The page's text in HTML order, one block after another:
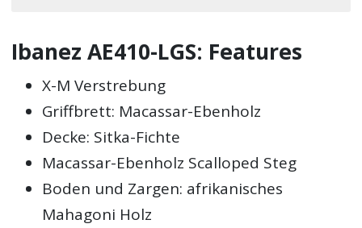
Ibanez AE410-LGS: Features
X-M Verstrebung
Griffbrett: Macassar-Ebenholz
Decke: Sitka-Fichte
Macassar-Ebenholz Scalloped Steg
Boden und Zargen: afrikanisches
Mahagoni Holz